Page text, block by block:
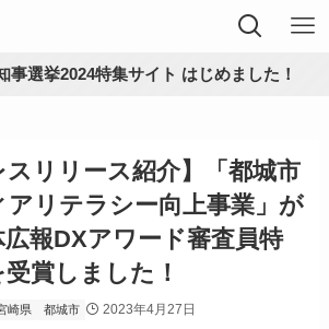
事選挙2024特集サイト はじめました！
スリリース紹介】「都城市
アリテラシー向上事業」が
広報DXアワード審査員特
賞しました！
崎県 都城市 2023年4月27日